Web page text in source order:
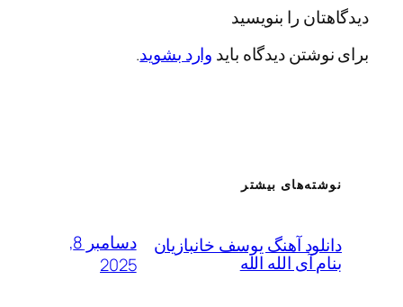
را بنویسید
دیدگاه بایدوارد بشوید.
بیشتر
آهنگ یوسف خانبازیان
آی الله الله